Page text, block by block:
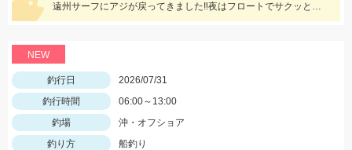
遠州サーフにアジが戻ってきました‼夜はフロートでサクッと釣りあげましょう‼
NEW
釣行日
2026/07/31
釣行時間
06:00～13:00
釣場
沖・オフショア
釣り方
船釣り